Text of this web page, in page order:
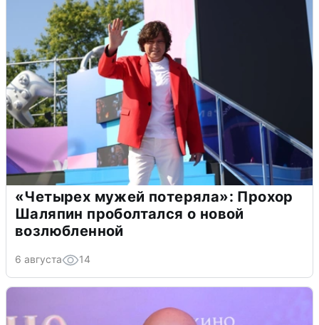
«Четырех мужей потеряла»: Прохор
Шаляпин проболтался о новой
возлюбленной
6 августа 14